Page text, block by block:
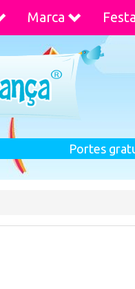
Marca Festa
Portes